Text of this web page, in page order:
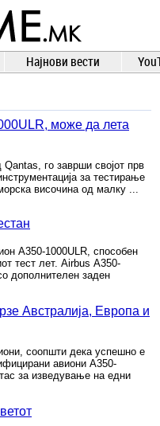
Најнови вести
може да лета
го заврши својот прв
за тестирање
височина од малку ...
A350-1000ULR, способен
тест лет. Airbus A350-
дополнителен заден
Австралија, Европа и
соопшти дека успешно е
авиони А350-
за изведување на едни